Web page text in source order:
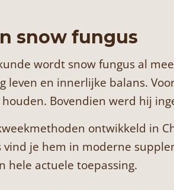
snow fungus
wordt snow fungus al
leven en innerlijke balans.
Bovendien werd hij
ontwikkeld in
je hem in moderne
hele actuele toepassing.